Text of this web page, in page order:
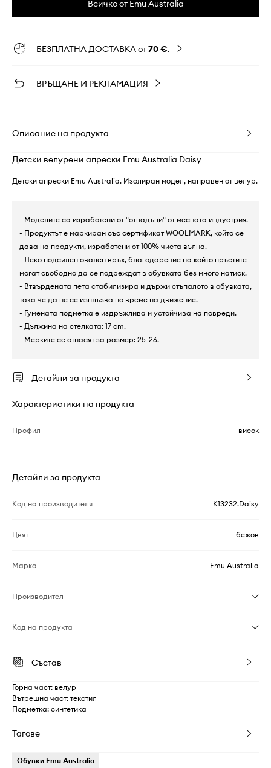
Всичко от Emu Australia
БЕЗПЛАТНА ДОСТАВКА от70 €.
ВРЪЩАНЕ И РЕКЛАМАЦИЯ
Описание на продукта
Детски велурени апрески Emu Australia Daisy
Детски апрески Emu Australia. Изолиран модел, направен от велур.
- Моделите са изработени от "отпадъци" от месната индустрия.
- Продуктът е маркиран със сертификат WOOLMARK, който се
дава на продукти, изработени от 100% чиста вълна.
- Леко подсилен овален връх, благодарение на който пръстите
могат свободно да се подреждат в обувката без много натиск.
- Втвърдената пета стабилизира и държи стъпалото в обувката,
така че да не се изплъзва по време на движение.
- Гумената подметка е издръжлива и устойчива на повреди.
- Дължина на стелката: 17 cm.
- Мерките се отнасят за размер: 25-26.
Детайли за продукта
Характеристики на продукта
Профил висок
Детайли за продукта
Код на производителя K13232.Daisy
Цвят бежов
Марка Emu Australia
Производител
Код на продукта
Състав
Горна част: велур
Вътрешна част: текстил
Подметка: синтетика
Тагове
Обувки Emu Australia